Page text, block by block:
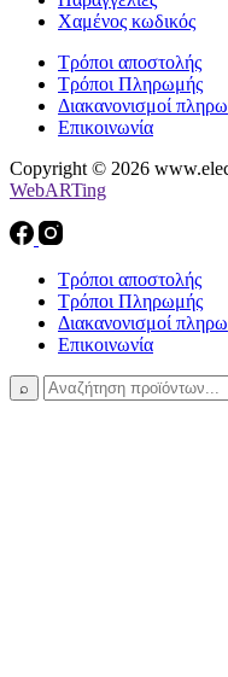
Χαμένος κωδικός
Τρόποι αποστολής
Τρόποι Πληρωμής
Διακανονισμοί
Επικοινωνία
Copyright © 2026
WebARTing
Τρόποι αποστολής
Τρόποι Πληρωμής
Διακανονισμοί
Επικοινωνία
⌕